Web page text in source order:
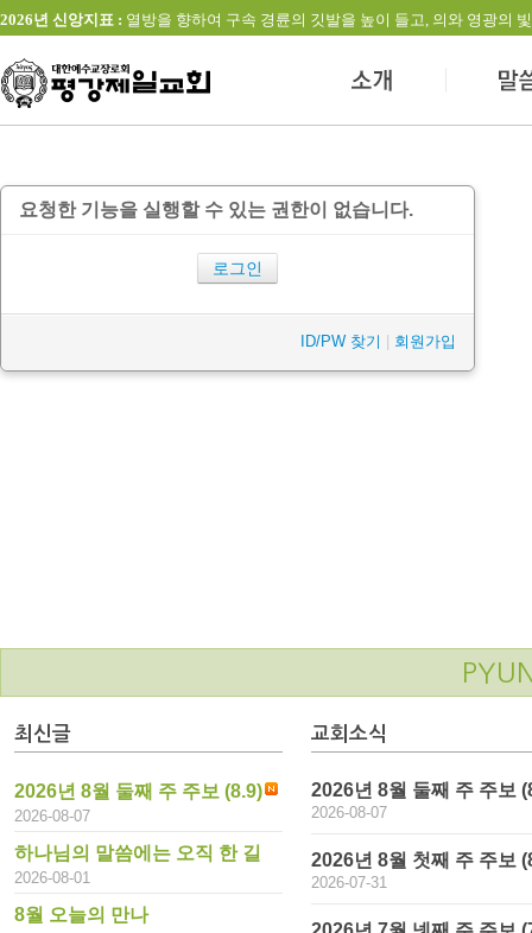
2026년 신앙지표 : 열방을 향하여 구속 경륜의 깃발을 높이 들고, 의와 영광의
요청한 기능을 실행할 수 있는 권한이 없습니다.
로그인
ID/PW 찾기 회원가입
최신글
2026년 8월 둘째 주 주보 (8.9)
2026-08-07
하나님의 말씀에는 오직 한 길
2026-08-01
8월 오늘의 만나
교회소식
2026년 8월 둘째 주 주보
2026-08-07
2026년 8월 첫째 주 주보
2026-07-31